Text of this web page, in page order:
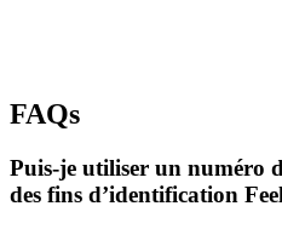
FAQs
Puis-je utiliser un numéro
des fins d’identification